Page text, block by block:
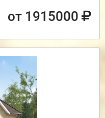
от 1915000